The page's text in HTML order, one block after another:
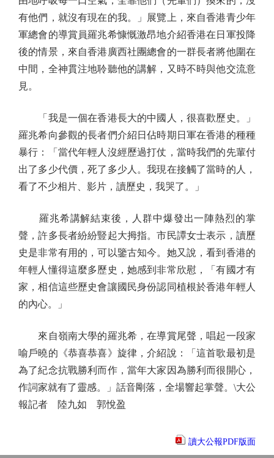
有他們，就沒有現在的我。」展覽上，來自香港青少年
軍總會的導賞員羅兆希慷慨激昂地介紹香港在日軍投降
後的情景，來自香港廣西社團總會的一群長者將他圍在
中間，全神貫注地聆聽他的講解，又時不時與他交流意
見。
「我是一個在香港長大的中國人，很喜歡歷史。」
羅兆希向參觀的長者們介紹日佔時期日軍在香港的種種
暴行：「當代年輕人沒經歷過打仗，當時我們的先輩付
出了多少代價，死了多少人。我現在接觸了當時的人，
看了不少相片、影片，讀歷史，我哭了。」
羅兆希講解結束後，人群中爆發出一陣熱烈的掌
聲，許多長者紛紛豎起大拇指。市民譚女士表示，讀歷
史是非常有用的，可以鑒古知今。她又說，看到香港的
年輕人懂得這麼多歷史，她感到非常欣慰，「有國才有
家，相信這些歷史會讓國民身份認同植根於香港年輕人
的內心。」
來自嶺南大學的羅兆希，在導賞尾聲，唱起一段家
喻戶曉的《恭喜恭喜》旋律，介紹說：「這首歌最初是
為了紀念抗戰勝利而作，當年大家因為勝利而很開心，
作詞家就有了靈感。」話音剛落，全場響起掌聲。\大公
報記者 陸九如 郭悅盈
讀大公報PDF版面